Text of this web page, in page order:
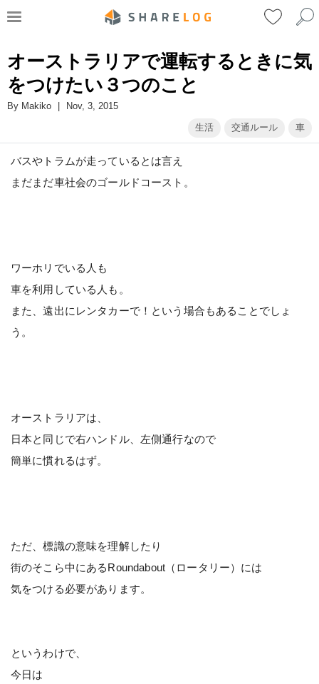
オーストラリアで運転するときに気
をつけたい３つのこと
By Makiko
Nov, 3, 2015
生活
交通ルール 車
バスやトラムが走っているとは言え
まだまだ車社会のゴールドコースト。
ワーホリでいる人も
車を利用している人も。
また、遠出にレンタカーで！という場合もあることでしょ
う。
オーストラリアは、
日本と同じで右ハンドル、左側通行なので
簡単に慣れるはず。
ただ、標識の意味を理解したり
街のそこら中にあるRoundabout（ロータリー）には
気をつける必要があります。
というわけで、
今日は